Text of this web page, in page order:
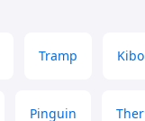
Tramp
Pinguin